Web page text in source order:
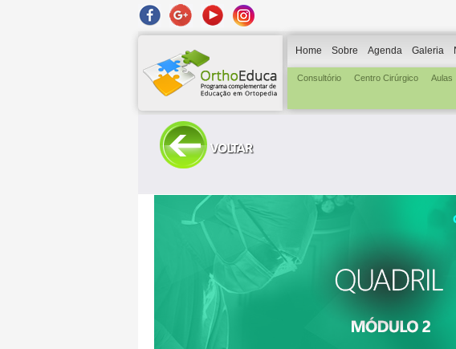
Home Sobre Agenda Galeria
Consultório Centro Cirúrgico Aulas